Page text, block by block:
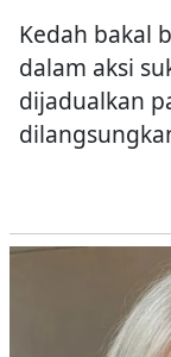
Kedah bakal
dalam aksi
dijadualkan